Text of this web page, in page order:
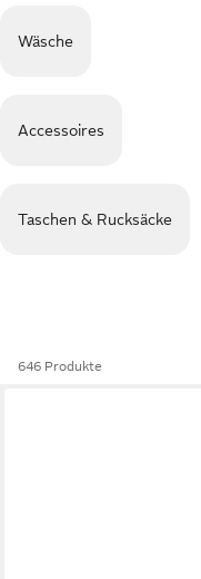
Wäsche
Accessoires
Taschen & Rucksäcke
646 Produkte